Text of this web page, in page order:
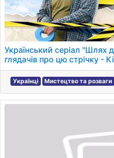
Український серіал "Шлях
глядачів про цю стрічку -
Українці Мистецтво та розваги